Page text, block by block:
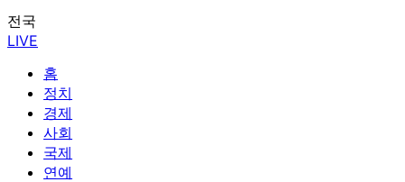
전국
LIVE
홈
정치
경제
사회
국제
연예